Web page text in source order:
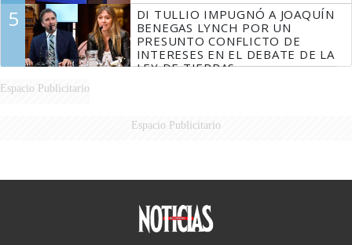
5
DI TULLIO IMPUGNÓ A JOAQUÍN
BENEGAS LYNCH POR UN
PRESUNTO CONFLICTO DE
INTERESES EN EL DEBATE DE LA
LEY DE TIERRAS
Espacio Publicitario
Espacio Publicitario